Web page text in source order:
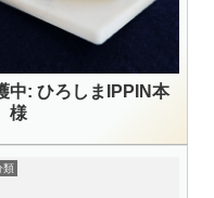
中: ひろしまIPPIN本
様
類